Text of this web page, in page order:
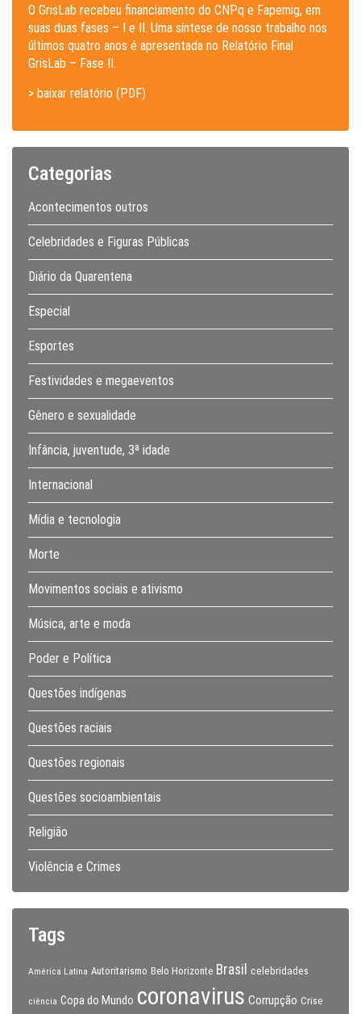
O GrisLab recebeu financiamento do CNPq e Fapemig, em
suas duas fases – I e II. Uma síntese de nosso trabalho nos
últimos quatro anos é apresentada no Relatório Final
GrisLab – Fase II.
> baixar relatório (PDF)
Categorias
Acontecimentos outros
Celebridades e Figuras Públicas
Diário da Quarentena
Especial
Esportes
Festividades e megaeventos
Gênero e sexualidade
Infância, juventude, 3ª idade
Internacional
Mídia e tecnologia
Morte
Movimentos sociais e ativismo
Música, arte e moda
Poder e Política
Questões indígenas
Questões raciais
Questões regionais
Questões socioambientais
Religião
Violência e Crimes
Tags
América Latina Autoritarismo Belo Horizonte Brasil celebridades
ciência Copa do Mundo coronavirus Corrupção Crise